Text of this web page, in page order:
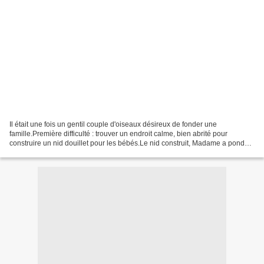
Il était une fois un gentil couple d'oiseaux désireux de fonder une
famille.Première difficulté : trouver un endroit calme, bien abrité pour
construire un nid douillet pour les bébés.Le nid construit, Madame a pondu